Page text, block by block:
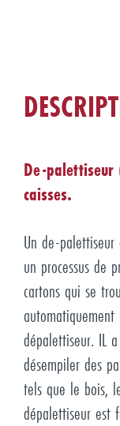
De-
caisses.
Un de-
un processus de
cartons qui se
dépalettiseur. IL
désempiler des
tels que le bois,
dépalettiseur est